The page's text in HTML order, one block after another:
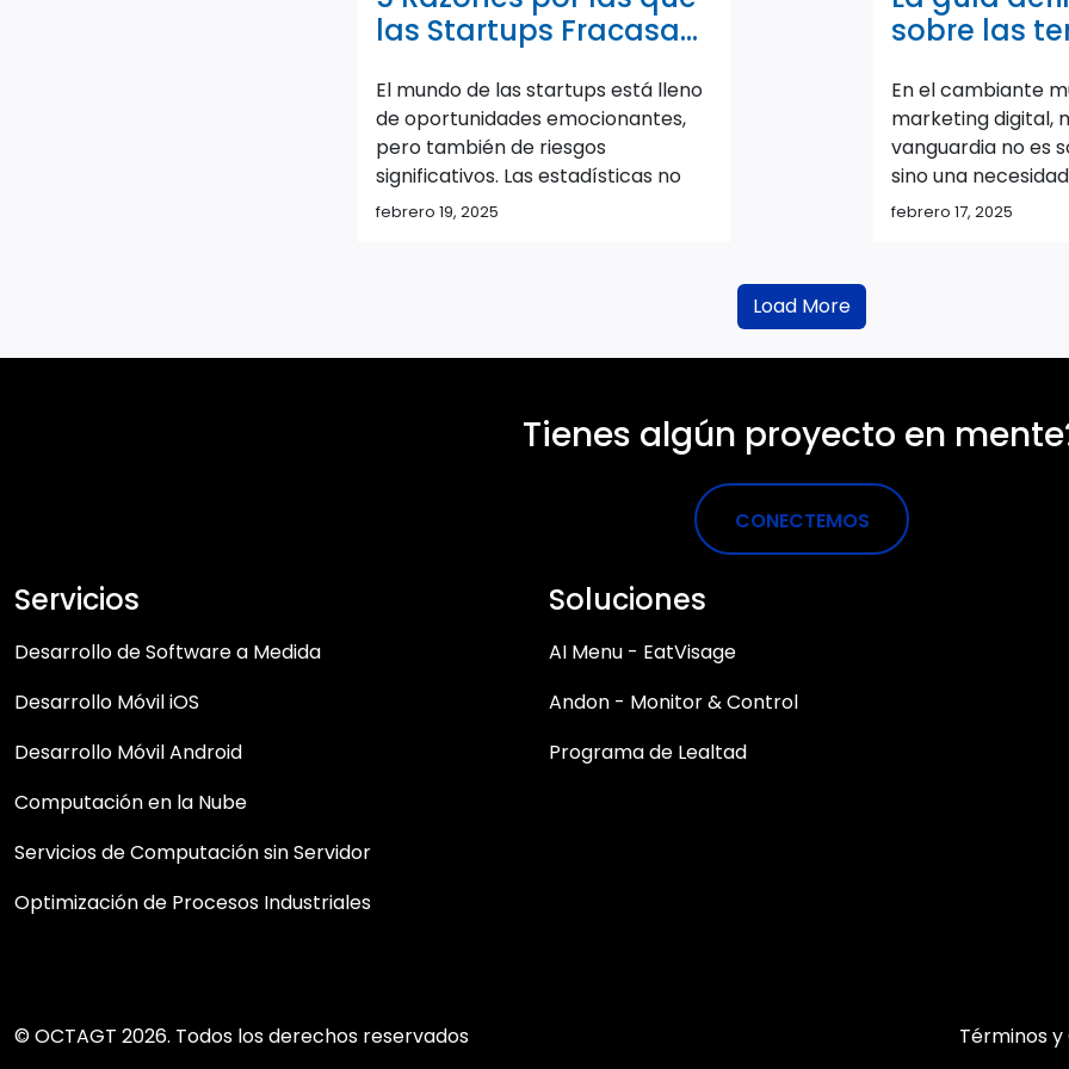
las Startups Fracasan
El mundo de las startups está lleno
de oportunidades emocionantes,
pero también de riesgos
significativos. Las estadísticas no
mienten; según estudios recientes,
febrero 19, 2025
sobre las
En el cambiante
marketing digital,
vanguardia no es
sino una
profesionales del
febrero 17, 2025
Load More
Tienes algún proyecto en
CONECTEMOS
Servicios
Desarrollo de Software a Medida
Desarrollo Móvil iOS
Desarrollo Móvil Android
Computación en la Nube
Servicios de Computación sin Servidor
Optimización de Procesos Industriales
Soluciones
AI Menu - EatVisage
Andon - Monitor & Control
Programa de Lealtad
© OCTAGT 2026. Todos los derechos reservados Términos